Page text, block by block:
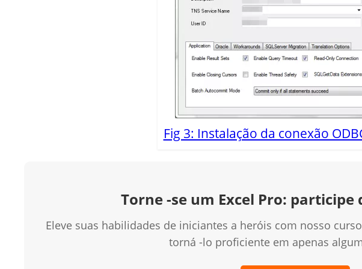
Fig 3: Instalação da conexão
Torne -se um Excel Pro: participe
Eleve suas habilidades de iniciantes a heróis com nosso
torná -lo proficiente em apenas